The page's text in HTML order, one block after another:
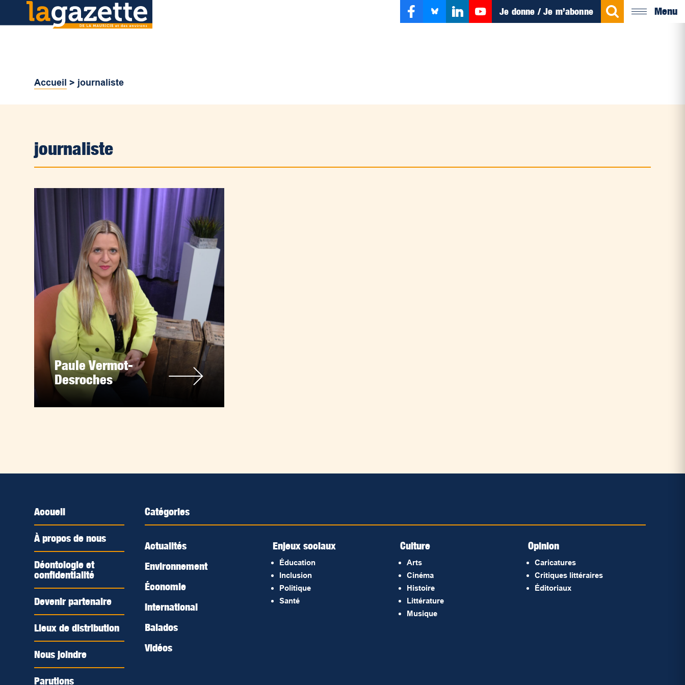
Je donne / Je m’abonne Menu
Accueil > journaliste
journaliste
Paule Vermot-
Desroches
Accueil
À propos de nous
Déontologie et
confidentialité
Devenir partenaire
Lieux de distribution
Nous joindre
Parutions
Catégories
Actualités
Environnement
Économie
International
Balados
Vidéos
Enjeux sociaux
Éducation
Inclusion
Politique
Santé
Culture
Arts
Cinéma
Histoire
Littérature
Musique
Opinion
Caricatures
Critiques littéraires
Éditoriaux